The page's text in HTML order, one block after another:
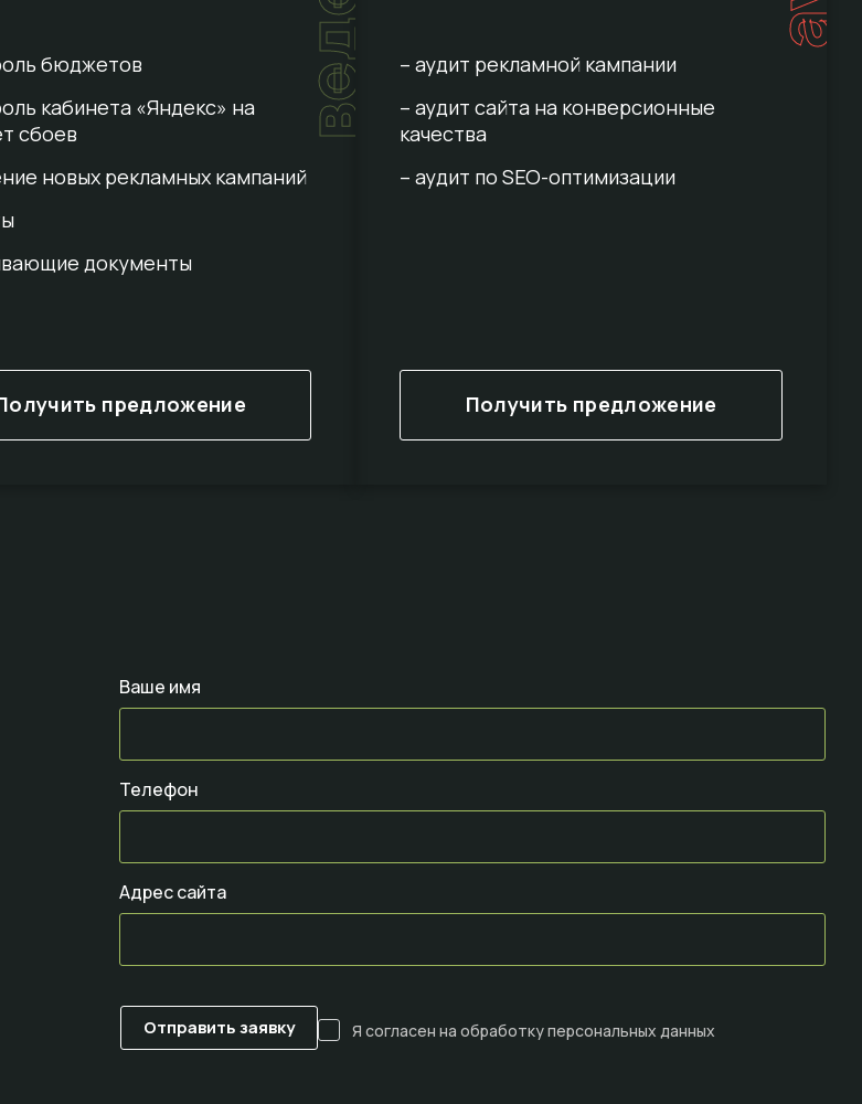
бюджетов
кабинета «Яндекс» на
сбоев
новых рекламных кампаний
документы
предложение
– аудит рекламной кампании
– аудит сайта на конверсионные
качества
– аудит по SEO-оптимизации
Получить предложение
Ваше имя
Телефон
Адрес сайта
Я согласен на обработку персональных данных